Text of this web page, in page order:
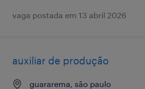
vaga postada em 13 abril 2026
auxiliar de produção
guararema, são paulo